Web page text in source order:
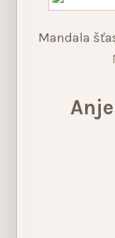
Mandala